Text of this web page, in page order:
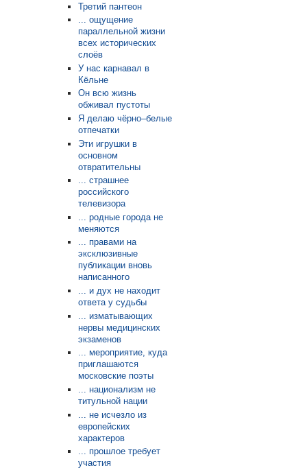
Третий пантеон
... ощущение
параллельной жизни
всех исторических
слоёв
У нас карнавал в
Кёльне
Он всю жизнь
обживал пустоты
Я делаю чёрно–белые
отпечатки
Эти игрушки в
основном
отвратительны
... страшнее
российского
телевизора
... родные города не
меняются
... правами на
эксклюзивные
публикации вновь
написанного
... и дух не находит
ответа у судьбы
... изматывающих
нервы медицинских
экзаменов
... мероприятие, куда
приглашаются
московские поэты
... национализм не
титульной нации
... не исчезло из
европейских
характеров
... прошлое требует
участия